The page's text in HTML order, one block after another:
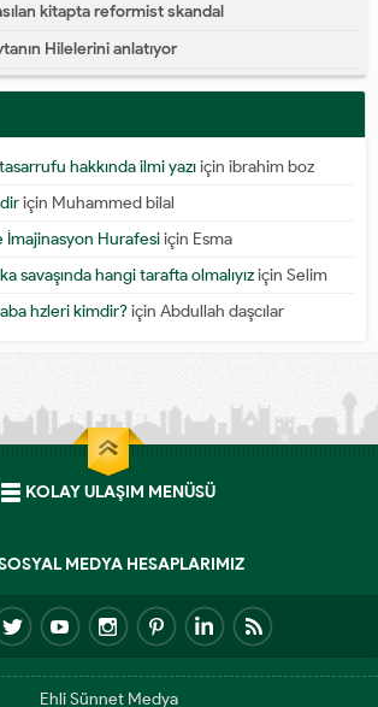
kitapta reformist skandal
Hilelerini anlatıyor
hakkında ilmi yazıiçin ibrahim boz
için Muhammed bilal
İmajinasyon Hurafesiiçin Esma
savaşında hangi tarafta olmalıyıziçin Selim
hzleri kimdir?için Abdullah daşcılar
KOLAY ULAŞIM MENÜSÜ
MEDYA HESAPLARIMIZ
Ehli Sünnet Medya